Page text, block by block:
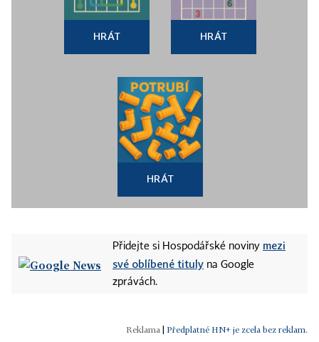
HRÁT HRÁT
HRÁT
Přidejte si Hospodářské noviny mezi
své oblíbené tituly na Google
zprávách.
Předplatné HN+ je zcela bez reklam.